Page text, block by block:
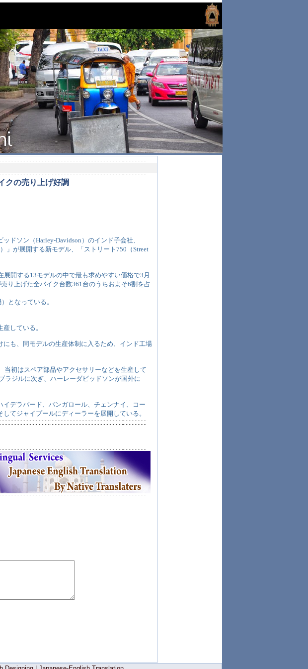
クの売り上げ好調
ドソン（Harley-Davidson）のインド子会社、
」が展開する新モデル、「ストリート750（Street
開する13モデルの中で最も求めやすい価格で3月
り上げた全バイク台数361台のうちおよそ6割を占
となっている。
している。
も、同モデルの生産体制に入るため、インド工場
初はスペア部品やアクセサリーなどを生産して
ラジルに次ぎ、ハーレーダビッドソンが国外に
デラバード、バンガロール、チェンナイ、コー
てジャイプールにディーラーを展開している。